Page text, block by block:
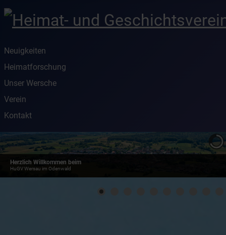
Neuigkeiten
Heimatforschung
Unser Wersche
Verein
Kontakt
Herzlich Willkommen beim
HuGV Wersau im Odenwald